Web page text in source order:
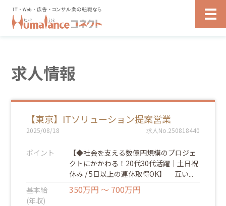
求人情報
【東京】ITソリューション提案営業
2025/08/18 求人No.250818440
ポイント
【◆社会を支える数億円規模のプロジェ
クトにかかわる！20代30代活躍｜土日祝
休み / 5日以上の連休取得OK】 互い...
基本給
(年収)
350万円 ～ 700万円